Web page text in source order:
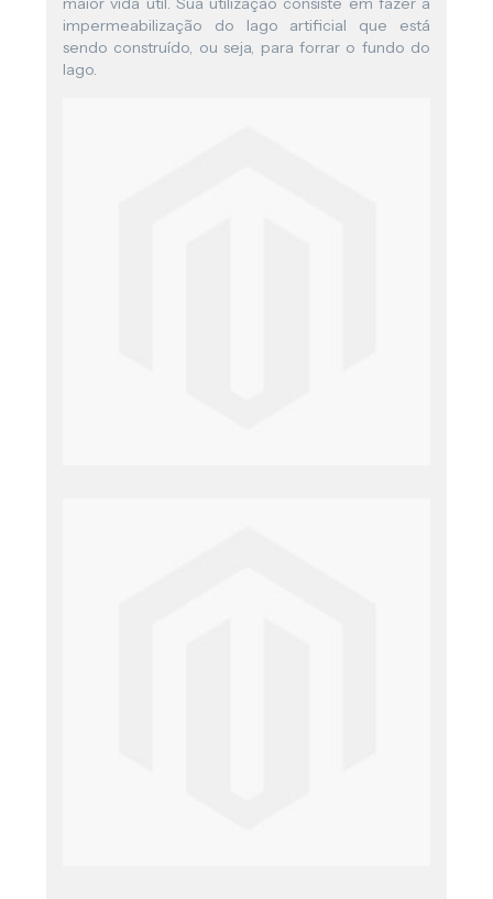
impermeabilização do lago artificial que está
sendo construído, ou seja, para forrar o fundo do
lago.